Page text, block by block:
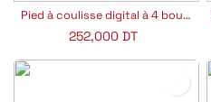
Pied à coulisse digital à 4 boutons KINEX
252,000DT